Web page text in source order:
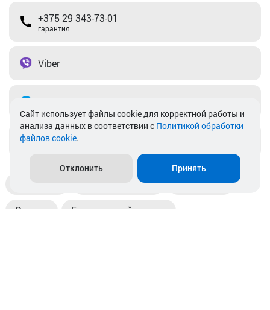
+375 29 343-73-01
гарантия
Viber
info@akkamulik.by
Пункты выдачи Магазины
Оплата Безналичный расчет
Cайт использует файлы cookie для корректной работы и
анализа данных в соответствии с Политикой обработки
файлов cookie.
Отклонить Принять